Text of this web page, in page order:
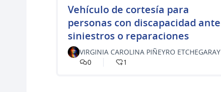
Vehículo de cortesía para
personas con discapacidad ante
siniestros o reparaciones
VIRGINIA CAROLINA PIÑEYRO ETCHEGARAY
0
1